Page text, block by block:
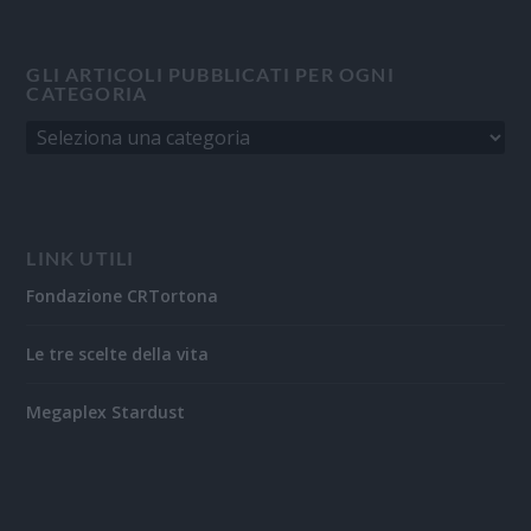
GLI ARTICOLI PUBBLICATI PER OGNI
CATEGORIA
LINK UTILI
Fondazione CRTortona
Le tre scelte della vita
Megaplex Stardust